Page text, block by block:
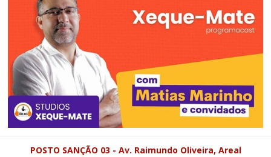
POSTO SANÇÃO 03 - Av. Raimundo Oliveira, Areal